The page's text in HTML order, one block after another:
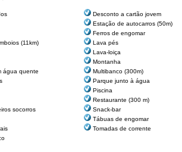
Desconto a cartão jovem
Estação de autocarros (50m)
Ferros de engomar
(11km)
Lava pés
Lava-loiça
Montanha
água quente
Multibanco (300m)
Parque junto à água
Piscina
Restaurante (300 m)
socorros
Snack-bar
Tábuas de engomar
Tomadas de corrente